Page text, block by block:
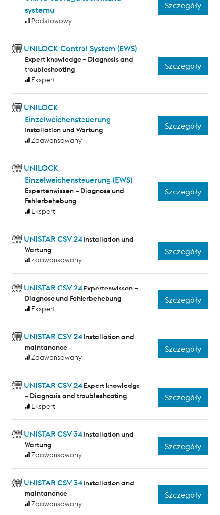
systemu
Podstawowy
Szczegóły
UNILOCK Control System (EWS)
Expert knowledge – Diagnosis and
troubleshooting
Ekspert
Szczegóły
UNILOCK
Einzelweichensteuerung
Installation und Wartung
Zaawansowany
Szczegóły
UNILOCK
Einzelweichensteuerung (EWS)
Expertenwissen – Diagnose und
Fehlerbehebung
Ekspert
Szczegóły
UNISTAR CSV 24 Installation und
Wartung
Zaawansowany
Szczegóły
UNISTAR CSV 24 Expertenwissen –
Diagnose und Fehlerbehebung
Ekspert
Szczegóły
UNISTAR CSV 24 Installation and
maintanance
Zaawansowany
Szczegóły
UNISTAR CSV 24 Expert knowledge
– Diagnosis and troubleshooting
Ekspert
Szczegóły
UNISTAR CSV 34 Installation und
Wartung
Zaawansowany
Szczegóły
UNISTAR CSV 34 Installation and
maintanance
Zaawansowany
Szczegóły